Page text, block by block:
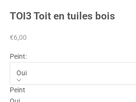
TOI3 Toit en tuiles bois
Prix de vente
€6,00
Peint:
Oui
Peint